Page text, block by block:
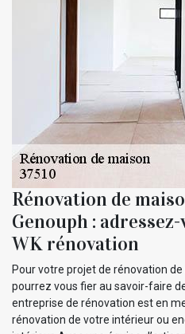
Rénovation de
Genouph :
WK rénovation
Pour votre projet de rénovation
pourrez vous fier au savoir-faire
entreprise de rénovation est en
rénovation de votre intérieur ou